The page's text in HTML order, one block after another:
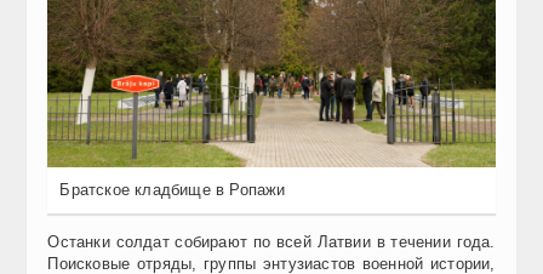
Братское кладбище в Ропажи
Останки солдат собирают по всей Латвии в течении года.
Поисковые отряды, группы энтузиастов военной истории,